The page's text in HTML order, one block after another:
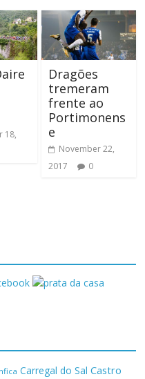
18,
Dragões
tremeram
frente ao
Portimonens
e
November 22,
2017
0
Carregal do Sal Castro